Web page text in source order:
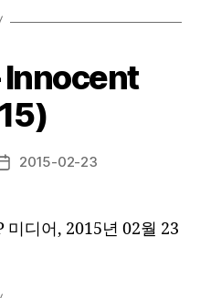
Innocent
Post2015-02-23
디어, 2015년 02월 23